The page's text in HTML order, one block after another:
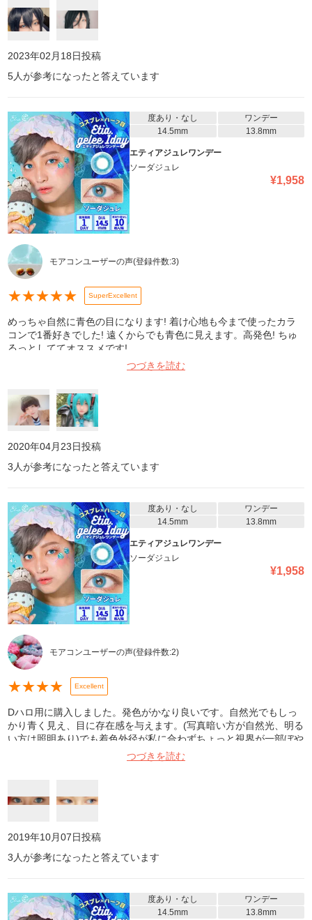
2023年02月18日投稿
5人が参考になったと答えています
度あり・なし
ワンデー
14.5mm
13.8mm
エティアジュレワンデー
ソーダジュレ
¥1,958
モアコンユーザーの声(登録件数:3)
★★★★★ SuperExcellent
めっちゃ自然に青色の目になります! 着け心地も今まで使ったカラ
コンで1番好きでした! 遠くからでも青色に見えます。高発色! ちゅ
るっとしててオススメです!
つづきを読む
2020年04月23日投稿
3 人が参考になったと答えています
度あり・なし
ワンデー
14.5mm
13.8mm
エティアジュレワンデー
ソーダジュレ
¥1,958
モアコンユーザーの声(登録件数:2)
★★★★ Excellent
Dハロ用に購入しました。発色がかなり良いです。自然光でもしっ
かり青く見え、目に存在感を与えます。(写真暗い方が自然光、明る
い方は照明あり)でも着色外径が私に合わずちょっと視界が一部ぼや
ける感じがありました。慣れればそこまで気になりません。普段使
いは合わないかもしれません。参考になれば幸いです
つづきを読む
2019年10月07日投稿
3 人が参考になったと答えています
度あり・なし
ワンデー
14.5mm
13.8mm